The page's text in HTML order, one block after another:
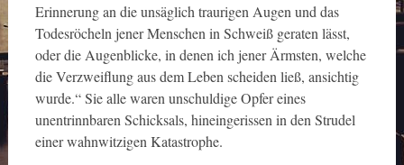
Erinnerung an die unsäglich traurigen Augen und das
Todesröcheln jener Menschen in Schweiß geraten lässt,
oder die Augenblicke, in denen ich jener Ärmsten, welche
die Verzweiflung aus dem Leben scheiden ließ, ansichtig
wurde.“ Sie alle waren unschuldige Opfer eines
unentrinnbaren Schicksals, hineingerissen in den Strudel
einer wahnwitzigen Katastrophe.